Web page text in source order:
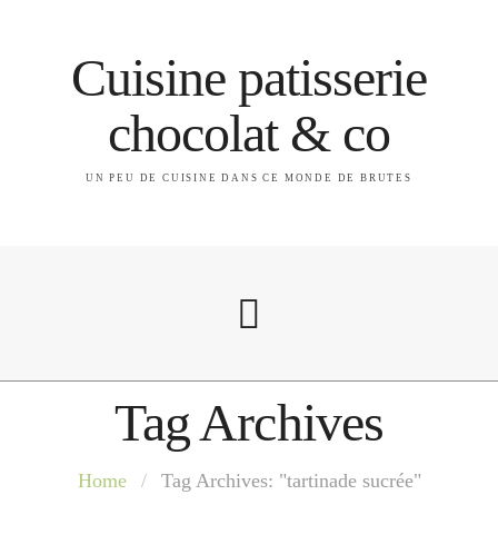
Cuisine patisserie
chocolat & co
UN PEU DE CUISINE DANS CE MONDE DE BRUTES
A propos
Index des recettes
Tag Archives
Home / Tag Archives: "tartinade sucrée"